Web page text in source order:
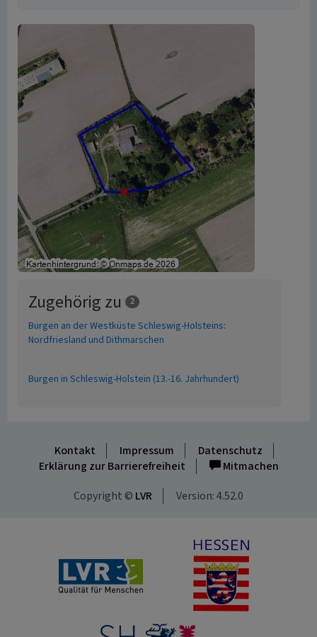
Zugehörig zu 2
Burgen an der Westküste Schleswig-Holsteins:
Nordfriesland und Dithmarschen
Burgen in Schleswig-Holstein (13.-16. Jahrhundert)
Kontakt Impressum
Datenschutz
Erklärung zur Barrierefreiheit
Mitmachen
Copyright © LVR Version: 4.52.0